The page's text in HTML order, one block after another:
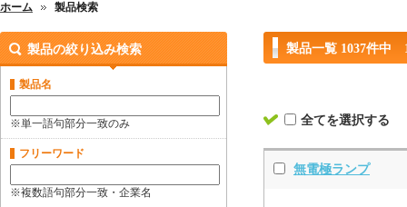
ホーム 製品検索
製品一覧 1037件中
全てを選択する
無電極ランプ
製品の絞り込み検索
製品名
※単一語句部分一致のみ
フリーワード
※複数語句部分一致・企業名